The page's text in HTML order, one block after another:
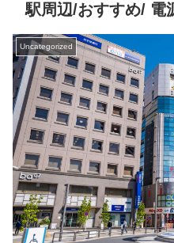
駅周辺/おすすめ/ 電
Uncategorized